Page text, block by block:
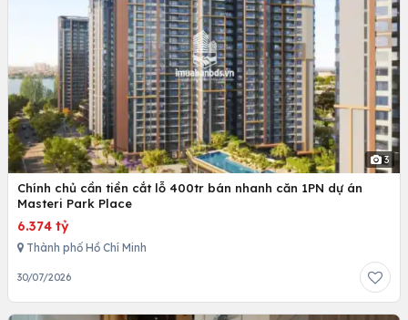
3
Chính chủ cần tiền cắt lỗ 400tr bán nhanh căn 1PN dự án
Masteri Park Place
6.374 tỷ
Thành phố Hồ Chí Minh
30/07/2026